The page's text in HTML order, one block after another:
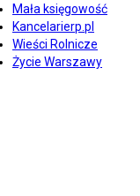
Mała księgowość
Kancelarierp.pl
Wieści Rolnicze
Życie Warszawy